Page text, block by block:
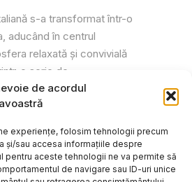
de acordul
experiențe, folosim tehnologii precum
și/sau accesa informațiile despre
pentru aceste tehnologii ne va permite să
de navigare sau ID-uri unice
s-a transformat într-o
aducând în centrul
relaxată și convivială
o serie de...